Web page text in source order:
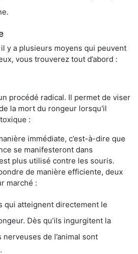
il y a plusieurs moyens qui peuvent
vous trouverez tout d’abord :
procédé radical. Il permet de viser
la mort du rongeur lorsqu'il
:
immédiate, c’est-à-dire que
se manifesteront dans
plus utilisé contre les souris.
de manière efficiente, deux
marché :
qui atteignent directement le
Dès qu’ils ingurgitent la
de l’animal sont